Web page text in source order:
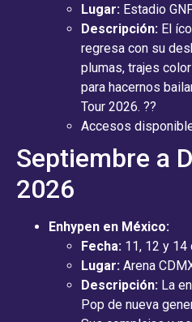
Lugar: Estadio
Descripción: El
regresa con su
plumas, trajes
para hacernos
Tour 2026. ??
Accesos
Septiembre a
2026
Enhypen en México:
Fecha: 11, 12 y 14
Lugar: Arena
Descripción: La
Pop de nueva